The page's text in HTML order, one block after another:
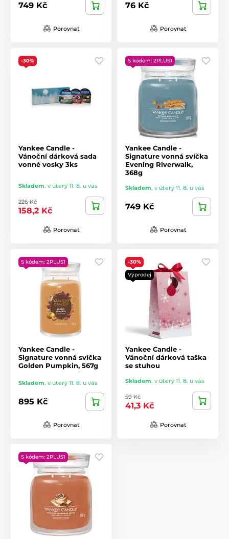
749 Kč
Porovnat
76 Kč
Porovnat
-30%
Yankee Candle -
Vánoční dárková sada
vonné vosky 3ks
Skladem, v úterý 11. 8. u vás
226 Kč
158,2 Kč
Porovnat
S kódem: 2PLUS1
Yankee Candle -
Signature vonná svíčka
Evening Riverwalk,
368g
Skladem, v úterý 11. 8. u vás
749 Kč
Porovnat
S kódem: 2PLUS1
Yankee Candle -
Signature vonná svíčka
Golden Pumpkin, 567g
Skladem, v úterý 11. 8. u vás
895 Kč
Porovnat
-30%
Výprodej
Yankee Candle -
Vánoční dárková taška
se stuhou
Skladem, v úterý 11. 8. u vás
59 Kč
41,3 Kč
Porovnat
S kódem: 2PLUS1